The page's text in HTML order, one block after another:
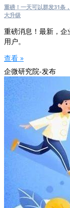
重磅！一天可以群发31条
大升级
重磅消息！最新，
用户。
查看 »
企微研究院-发布